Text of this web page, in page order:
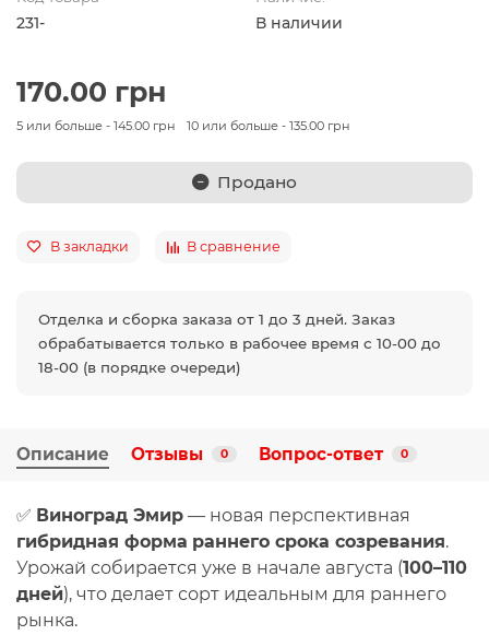
231- В наличии
170.00 грн
5 или больше - 145.00 грн 10 или больше - 135.00 грн
Продано
В закладки В сравнение
Отделка и сборка заказа от 1 до 3 дней. Заказ
обрабатывается только в рабочее время с 10-00 до
18-00 (в порядке очереди)
Описание Отзывы 0 Вопрос-ответ 0
✅ Виноград Эмир — новая перспективная
гибридная форма раннего срока созревания.
Урожай собирается уже в начале августа (100–110
дней), что делает сорт идеальным для раннего
рынка.